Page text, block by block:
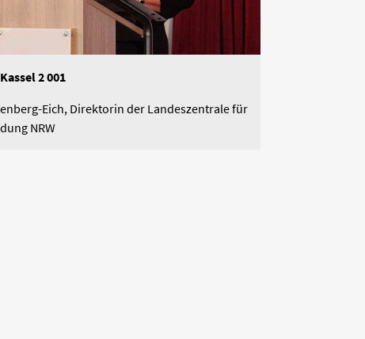
2 001
Eich, Direktorin der Landeszentrale für
NRW